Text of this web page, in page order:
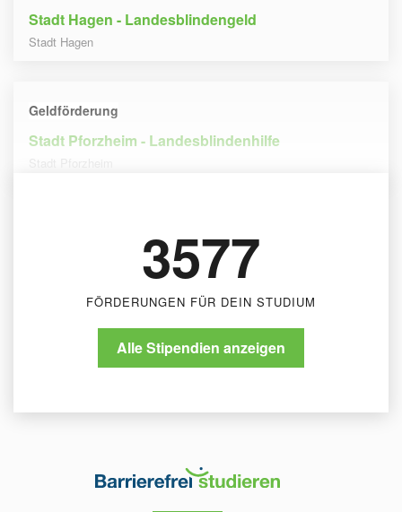
Stadt Hagen - Landesblindengeld
Stadt Hagen
Geldförderung
Stadt Pforzheim - Landesblindenhilfe
Stadt Pforzheim
3577
FÖRDERUNGEN FÜR DEIN STUDIUM
Alle Stipendien anzeigen